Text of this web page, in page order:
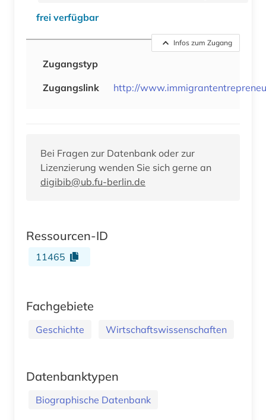
frei verfügbar
Infos zum Zugang
Zugangstyp
Zugangslink
http://
Bei Fragen zur Datenbank oder zur
Lizenzierung wenden Sie sich gerne an
digibib@ub.fu-berlin.de
Ressourcen-ID
11465
Fachgebiete
Geschichte Wirtschaftswissenschaften
Datenbanktypen
Biographische Datenbank